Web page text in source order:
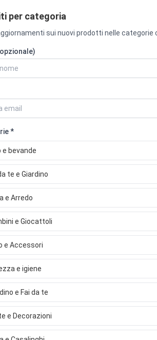
per categoria
sui nuovi prodotti nelle categorie
*
e bevande
te e Giardino
e Arredo
e Giocattoli
e Accessori
e igiene
e Fai da te
e Decorazioni